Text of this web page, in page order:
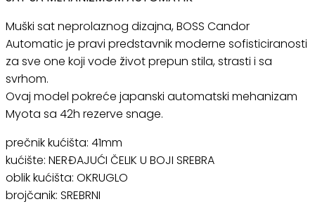
Muški sat neprolaznog dizajna, BOSS Candor
Automatic je pravi predstavnik moderne sofisticiranosti
za sve one koji vode život prepun stila, strasti i sa
svrhom.
Ovaj model pokreće japanski automatski mehanizam
Myota sa 42h rezerve snage.
prečnik kućišta: 41mm
kućište: NERĐAJUĆI ČELIK U BOJI SREBRA
oblik kućišta: OKRUGLO
brojčanik: SREBRNI